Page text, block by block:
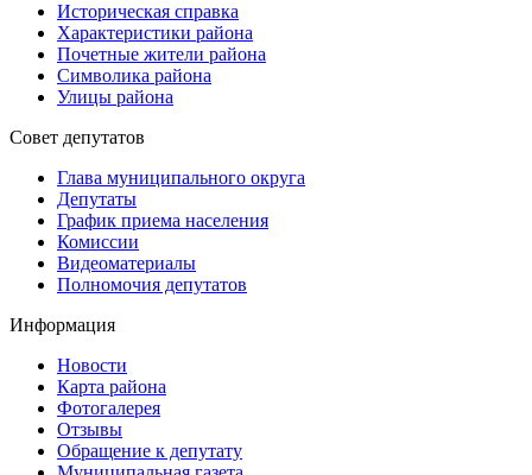
Историческая справка
Характеристики района
Почетные жители района
Символика района
Улицы района
Совет депутатов
Глава муниципального округа
Депутаты
График приема населения
Комиссии
Видеоматериалы
Полномочия депутатов
Информация
Новости
Карта района
Фотогалерея
Отзывы
Обращение к депутату